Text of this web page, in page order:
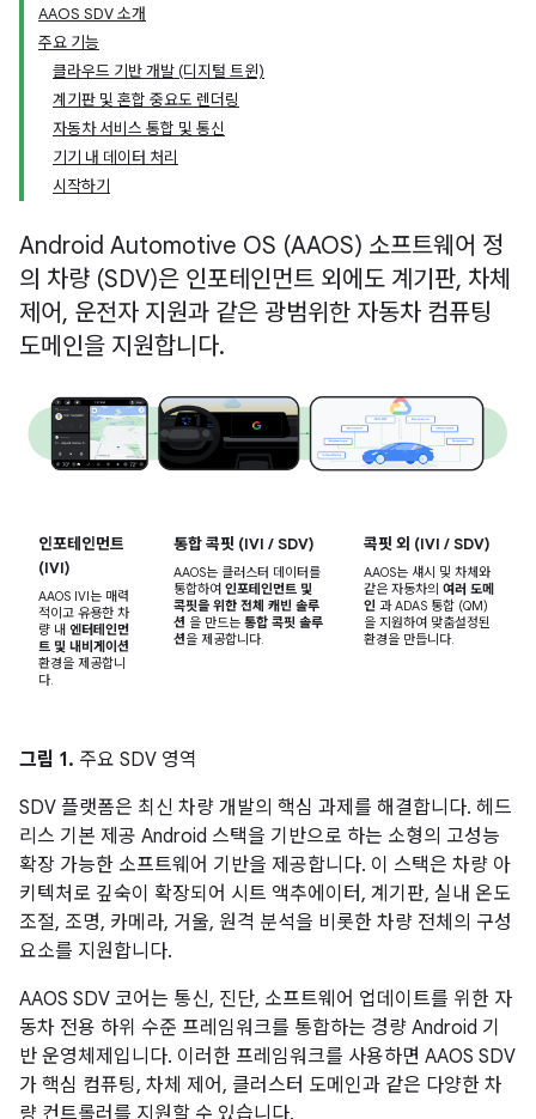
AAOS SDV 소개
주요 기능
클라우드 기반 개발 (디지털 트윈)
계기판 및 혼합 중요도 렌더링
자동차 서비스 통합 및 통신
기기 내 데이터 처리
시작하기
Android Automotive OS (AAOS) 소프트웨어 정
의 차량 (SDV)은 인포테인먼트 외에도 계기판, 차체
제어, 운전자 지원과 같은 광범위한 자동차 컴퓨팅
도메인을 지원합니다.
인포테인먼트
(IVI)
AAOS IVI는 매력
적이고 유용한 차
량 내 엔터테인먼
트 및 내비게이션
환경을 제공합니
다.
통합 콕핏 (IVI / SDV)
AAOS는 클러스터 데이터를
통합하여 인포테인먼트 및
콕핏을 위한 전체 캐빈 솔루
션 을 만드는 통합 콕핏 솔루
션을 제공합니다.
콕핏 외 (IVI / SDV)
AAOS는 섀시 및 차체와
같은 자동차의 여러 도메
인 과 ADAS 통합 (QM)
을 지원하여 맞춤설정된
환경을 만듭니다.
그림 1. 주요 SDV 영역
SDV 플랫폼은 최신 차량 개발의 핵심 과제를 해결합니다. 헤드
리스 기본 제공 Android 스택을 기반으로 하는 소형의 고성능
확장 가능한 소프트웨어 기반을 제공합니다. 이 스택은 차량 아
키텍처로 깊숙이 확장되어 시트 액추에이터, 계기판, 실내 온도
조절, 조명, 카메라, 거울, 원격 분석을 비롯한 차량 전체의 구성
요소를 지원합니다.
AAOS SDV 코어는 통신, 진단, 소프트웨어 업데이트를 위한 자
동차 전용 하위 수준 프레임워크를 통합하는 경량 Android 기
반 운영체제입니다. 이러한 프레임워크를 사용하면 AAOS SDV
가 핵심 컴퓨팅, 차체 제어, 클러스터 도메인과 같은 다양한 차